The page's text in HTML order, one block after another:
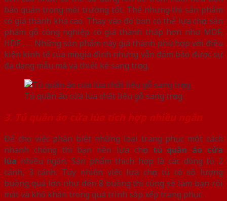
bảo quản trong môi trường tốt. Thế nhưng thì sản phẩm
có giá thành khá cao. Thay vào đó bạn có thể lựa chọn sản
phẩm gỗ công nghiệp có giá thành thấp hơn như MDF,
HDF , … Những sản phẩm này giá thành phù hợp với điều
kiện kinh tế của mọi gia đình nhưng vẫn đảm bảo được sự
đa dạng mẫu mã và thiết kế sang trọng.
Tủ quần áo cửa lùa chất liệu gỗ sang trọng
3. Tủ quần áo cửa lùa tích hợp nhiều ngăn
Để cho việc phân biệt những loại trang phục một cách
nhanh chóng thì bạn nên lựa chọn tủ quần áo cửa
lùa nhiều ngăn. Sản phẩm thích hợp là các dòng tủ 2
cánh, 3 cánh. Tuy nhiên việc lựa chọn tủ có số lượng
buồng quá lớn như đến 8 buồng thì cũng sẽ làm bạn rối
mắt và khó khăn trong quá trình sắp xếp trang phục.